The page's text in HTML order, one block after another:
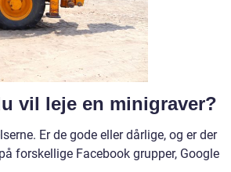
vil leje en minigraver?
Er de gode eller dårlige, og er der
forskellige Facebook grupper, Google